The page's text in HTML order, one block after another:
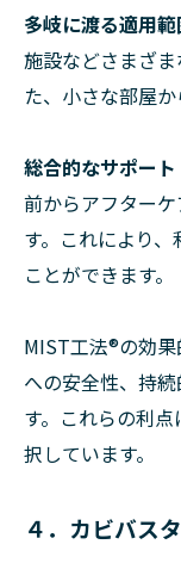
多岐に渡る適用範
施設などさまざ
た、小さな部屋
総合的なサポート
前からアフター
す。これにより
ことができます。
MIST工法®の効
への安全性、持
す。これらの利
択しています。
４．カビバス